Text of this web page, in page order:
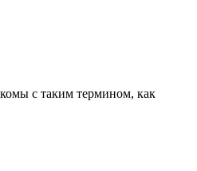
с таким термином, как